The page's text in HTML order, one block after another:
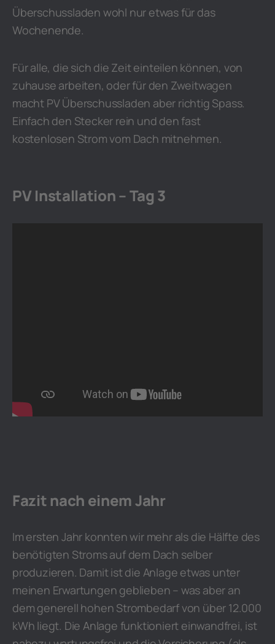
Überschussladen wohl nur etwas für das
Wochenende.
Für alle, die sich die Zeit einteilen können, von
zuhause arbeiten, oder für den Zweitwagen
macht PV Überschussladen aber richtig Spass.
Einfach den Stecker rein und den fast
kostenlosen Strom vom Dach mitnehmen.
PV Installation – Tag 3
Fazit nach einem Jahr
Im ersten Jahr konnten wir mehr als die Hälfte des
benötigten Stroms auf dem Dach selber
produzieren. Damit ist die Anlage etwas unter
meinen Erwartungen geblieben – was aber an
dem generell hohen Strombedarf von über 12.000
kWh liegt. Die Anlage funktioniert einwandfrei, ist